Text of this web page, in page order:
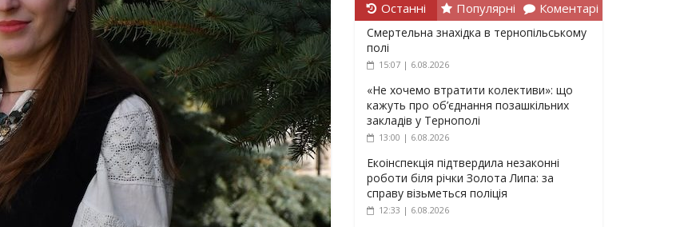
Останні Популярні Коментарі
Смертельна знахідка в тернопільському
полі
15:07 | 6.08.2026
«Не хочемо втратити колективи»: що
кажуть про об’єднання позашкільних
закладів у Тернополі
13:00 | 6.08.2026
Екоінспекція підтвердила незаконні
роботи біля річки Золота Липа: за
справу візьметься поліція
12:33 | 6.08.2026